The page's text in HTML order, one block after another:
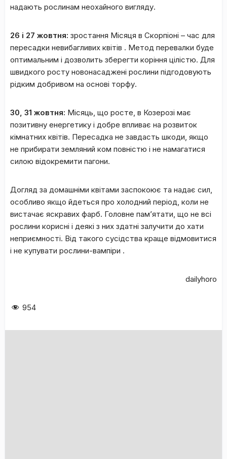
надають рослинам неохайного вигляду.
26 і 27 жовтня: зростання Місяця в Скорпіоні – час для
пересадки невибагливих квітів . Метод перевалки буде
оптимальним і дозволить зберегти коріння цілістю. Для
швидкого росту новонасаджені рослини підгодовують
рідким добривом на основі торфу.
30, 31 жовтня: Місяць, що росте, в Козерозі має
позитивну енергетику і добре впливає на розвиток
кімнатних квітів. Пересадка не завдасть шкоди, якщо
не прибирати земляний ком повністю і не намагатися
силою відокремити пагони.
Догляд за домашніми квітами заспокоює та надає сил,
особливо якщо йдеться про холодний період, коли не
вистачає яскравих фарб. Головне пам’ятати, що не всі
рослини корисні і деякі з них здатні залучити до хати
неприємності. Від такого сусідства краще відмовитися
і не купувати рослини-вампіри .
dailyhoro
954